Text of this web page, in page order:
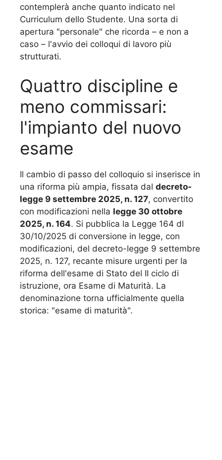
contemplerà anche quanto indicato nel
Curriculum dello Studente. Una sorta di
apertura "personale" che ricorda – e non a
caso – l'avvio dei colloqui di lavoro più
strutturati.
Quattro discipline e
meno commissari:
l'impianto del nuovo
esame
Il cambio di passo del colloquio si inserisce in
una riforma più ampia, fissata dal decreto-
legge 9 settembre 2025, n. 127, convertito
con modificazioni nella legge 30 ottobre
2025, n. 164. Si pubblica la Legge 164 dl
30/10/2025 di conversione in legge, con
modificazioni, del decreto-legge 9 settembre
2025, n. 127, recante misure urgenti per la
riforma dell'esame di Stato del II ciclo di
istruzione, ora Esame di Maturità. La
denominazione torna ufficialmente quella
storica: "esame di maturità".